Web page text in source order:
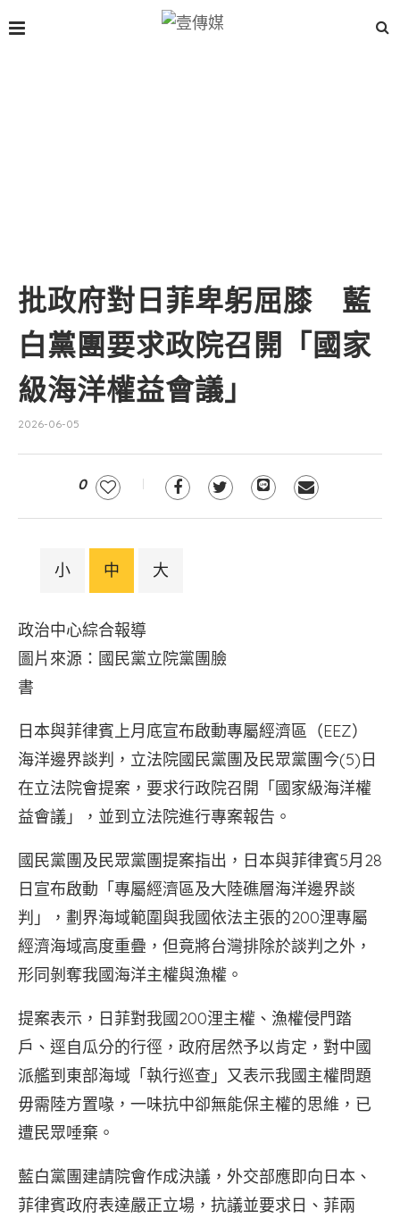
批政府對日菲卑躬屈膝 藍
白黨團要求政院召開「國家
級海洋權益會議」
2026-06-05
0
小 中 大
政治中心綜合報導
圖片來源：國民黨立院黨團臉
書
日本與菲律賓上月底宣布啟動專屬經濟區（EEZ）
海洋邊界談判，立法院國民黨團及民眾黨團今(5)日
在立法院會提案，要求行政院召開「國家級海洋權
益會議」，並到立法院進行專案報告。
國民黨團及民眾黨團提案指出，日本與菲律賓5月28
日宣布啟動「專屬經濟區及大陸礁層海洋邊界談
判」，劃界海域範圍與我國依法主張的200浬專屬
經濟海域高度重疊，但竟將台灣排除於談判之外，
形同剝奪我國海洋主權與漁權。
提案表示，日菲對我國200浬主權、漁權侵門踏
戶、逕自瓜分的行徑，政府居然予以肯定，對中國
派艦到東部海域「執行巡查」又表示我國主權問題
毋需陸方置喙，一味抗中卻無能保主權的思維，已
遭民眾唾棄。
藍白黨團建請院會作成決議，外交部應即向日本、
菲律賓政府表達嚴正立場，抗議並要求日、菲兩